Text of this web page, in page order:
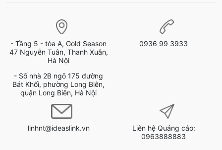
- Tầng 5 - tòa A, Gold Season
47 Nguyễn Tuân, Thanh Xuân,
Hà Nội
- Số nhà 2B ngõ 175 đường
Bát Khối, phường Long Biên,
quận Long Biên, Hà Nội
0936 99 3933
linhnt@ideaslink.vn
Liên hệ Quảng cáo:
0963888883